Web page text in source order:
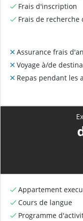
Frais d'inscription
Frais de recherche
Assurance frais
Voyage à/de
Repas pendant les
Appartement
Cours de langue
Programme